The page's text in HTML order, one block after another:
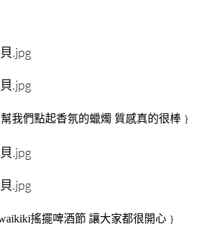
我們點起香氛的蠟燭 質感真的很棒﹜
搖擺啤酒節 讓大家都很開心﹜